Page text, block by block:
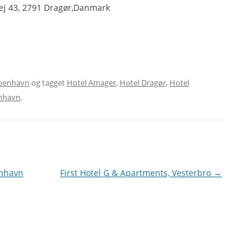
43, 2791 Dragør,Danmark
og tagget Hotel Amager, Hotel Dragør, Hotel
.
First Hotel G & Apartments, Vesterbro →